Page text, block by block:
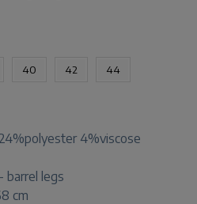
40 42 44
4%viscose
barrel legs
cm